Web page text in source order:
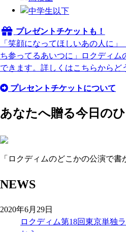
プレゼントチケットも！
「笑顔になってほしいあの人に
ち参ってるあいつに」ロクディ
できます。詳しくはこちらからど
プレセントチケットについて
あなたへ贈る今日の
「ロクディムのどこかの公演で書
NEWS
2020年6月29日
ロクディム第18回東京単独